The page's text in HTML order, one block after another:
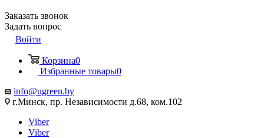
Заказать звонок
Задать вопрос
Войти
Корзина0
Избранные товары0
info@ugreen.by
г.Минск, пр. Независимости д.68, ком.102
Viber
Viber